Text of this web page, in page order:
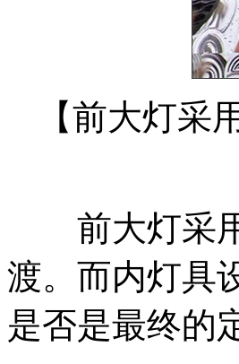
【前大灯采
前大灯采用
渡。而内灯具
是否是最终的